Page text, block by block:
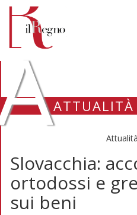
ATTUALITÀ
Slovacchia:
ortodossi e
sui beni